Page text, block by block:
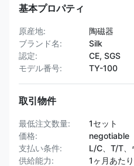
基本プロパティ
原産地:
陶磁器
ブランド名:
Silk
認定:
CE, SGS
モデル番号:
TY-100
取引物件
最低注文数量:
1セット
価格:
negotiable
支払い条件:
L/C、T/T、
供給能力:
1ヶ月あた